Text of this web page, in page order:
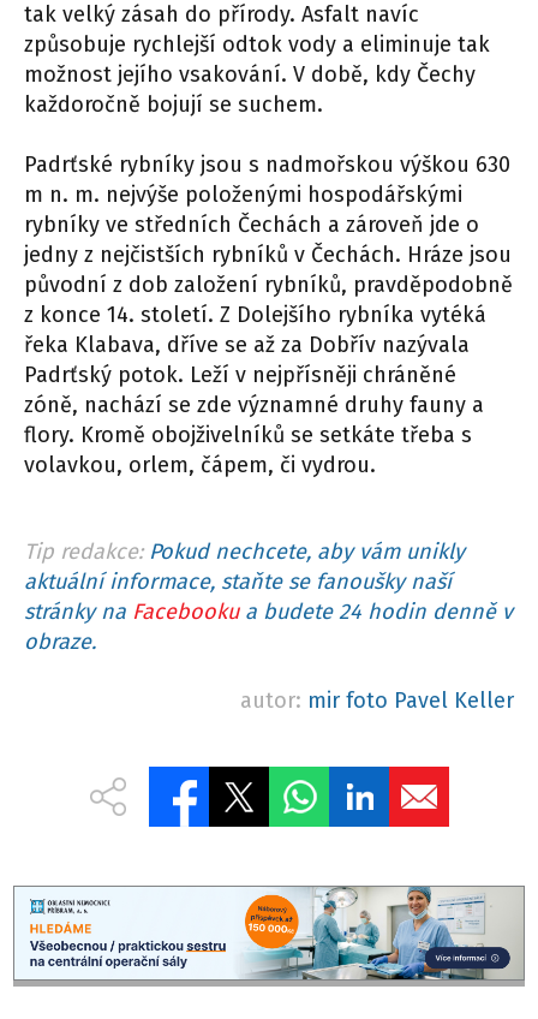
tak velký zásah do přírody. Asfalt navíc
způsobuje rychlejší odtok vody a eliminuje tak
možnost jejího vsakování. V době, kdy Čechy
každoročně bojují se suchem.
Padrťské rybníky jsou s nadmořskou výškou 630
m n. m. nejvýše položenými hospodářskými
rybníky ve středních Čechách a zároveň jde o
jedny z nejčistších rybníků v Čechách. Hráze jsou
původní z dob založení rybníků, pravděpodobně
z konce 14. století. Z Dolejšího rybníka vytéká
řeka Klabava, dříve se až za Dobřív nazývala
Padrťský potok. Leží v nejpřísněji chráněné
zóně, nachází se zde významné druhy fauny a
flory. Kromě obojživelníků se setkáte třeba s
volavkou, orlem, čápem, či vydrou.
Tip redakce: Pokud nechcete, aby vám unikly
aktuální informace, staňte se fanoušky naší
stránky na Facebookua budete 24 hodin denně v
obraze.
autor: mir foto Pavel Keller